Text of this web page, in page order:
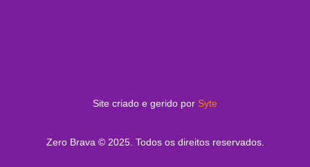
Site criado e gerido por Syte
Zero Brava © 2025. Todos os direitos reservados.